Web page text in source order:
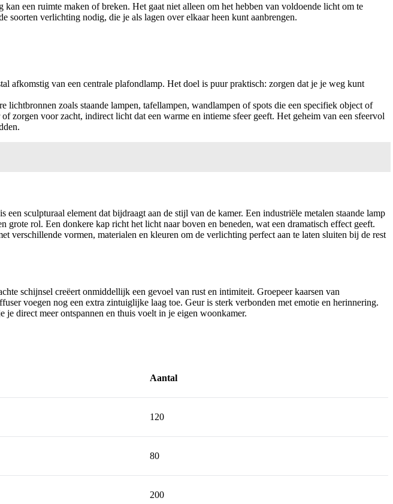
een ruimte maken of breken. Het gaat niet alleen om het hebben van voldoende licht om te
soorten verlichting nodig, die je als lagen over elkaar heen kunt aanbrengen.
afkomstig van een centrale plafondlamp. Het doel is puur praktisch: zorgen dat je je weg kunt
zoals staande lampen, tafellampen, wandlampen of spots die een specifiek object of
zorgen voor zacht, indirect licht dat een warme en intieme sfeer geeft. Het geheim van een sfeervol
sculpturaal element dat bijdraagt aan de stijl van de kamer. Een industriële metalen staande lamp
grote rol. Een donkere kap richt het licht naar boven en beneden, wat een dramatisch effect geeft.
verschillende vormen, materialen en kleuren om de verlichting perfect aan te laten sluiten bij de rest
schijnsel creëert onmiddellijk een gevoel van rust en intimiteit. Groepeer kaarsen van
voegen nog een extra zintuiglijke laag toe. Geur is sterk verbonden met emotie en herinnering.
direct meer ontspannen en thuis voelt in je eigen woonkamer.
Aantal
120
80
200